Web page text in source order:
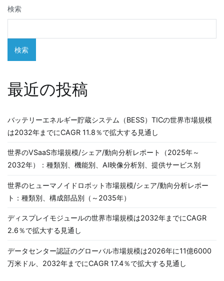
ー
シ
ョ
ン
検索
検索
最近の投稿
バッテリーエネルギー貯蔵システム（BESS）TICの世界市場規模
は2032年までにCAGR 11.8％で拡大する見通し
世界のVSaaS市場規模/シェア/動向分析レポート（2025年～
2032年）：種類別、機能別、AI映像分析別、提供サービス別
世界のヒューマノイドロボット市場規模/シェア/動向分析レポー
ト：種類別、構成部品別（～2035年）
ディスプレイモジュールの世界市場規模は2032年までにCAGR
2.6％で拡大する見通し
データセンター認証のグローバル市場規模は2026年に11億6000
万米ドル、2032年までにCAGR 17.4％で拡大する見通し